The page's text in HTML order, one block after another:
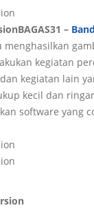
BAGAS31 –
kegiatan
kegiatan lain
kecil dan
software yang